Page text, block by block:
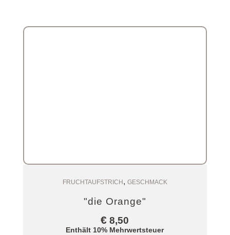
Zum Warenkorb
FRUCHTAUFSTRICH , GESCHMACK
"die Orange"
€ 8,50
Enthält 10% Mehrwertsteuer